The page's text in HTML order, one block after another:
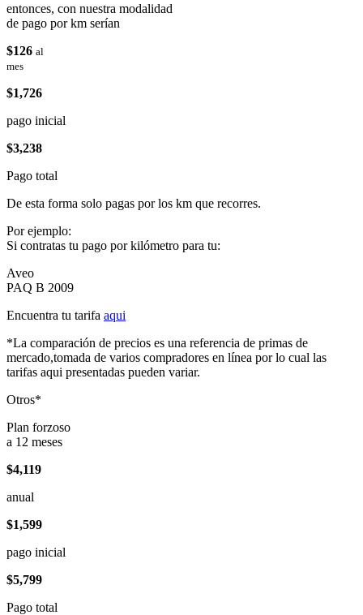
entonces, con nuestra modalidad
de pago por km serían
$126 al
mes
$1,726
pago inicial
$3,238
Pago total
De esta forma solo pagas por los km que recorres.
Por ejemplo:
Si contratas tu pago por kilómetro para tu:
Aveo
PAQ B 2009
Encuentra tu tarifa aqui
*La comparación de precios es una referencia de primas de
mercado,tomada de varios compradores en línea por lo cual las
tarifas aqui presentadas pueden variar.
Otros*
Plan forzoso
a 12 meses
$4,119
anual
$1,599
pago inicial
$5,799
Pago total